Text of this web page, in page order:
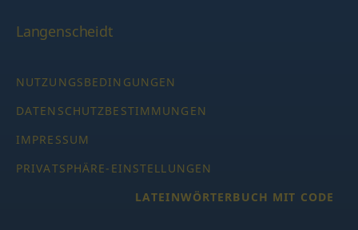
Langenscheidt
NUTZUNGSBEDINGUNGEN
DATENSCHUTZBESTIMMUNGEN
IMPRESSUM
PRIVATSPHÄRE-EINSTELLUNGEN
LATEINWÖRTERBUCH MIT CODE